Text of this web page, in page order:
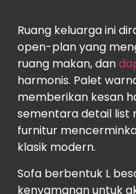
Ruang keluarga ini
open-plan yang
ruang makan, dan
harmonis. Palet
memberikan kesan
sementara detail list
furnitur
klasik modern.
Sofa berbentuk L
kenyamanan untuk